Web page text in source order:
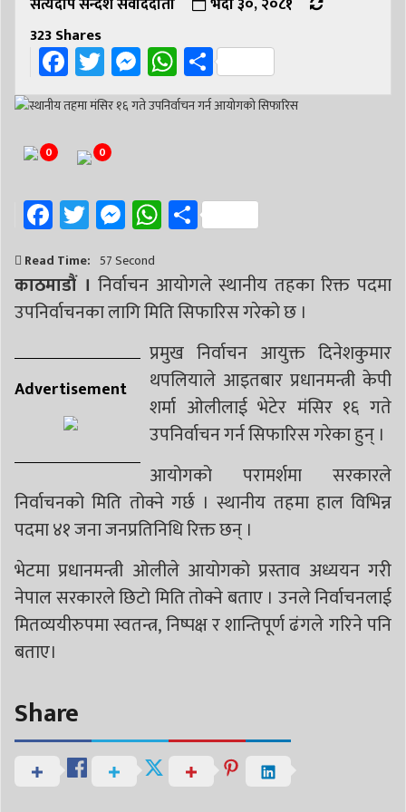
323Shares
Facebook
Twitter
Messenger
WhatsApp
Share
0 0
Facebook
Twitter
Messenger
WhatsApp
Share
Read Time: 57 Second
काठमाडौं । निर्वाचन आयोगले स्थानीय तहका रिक्त पदमा
उपनिर्वाचनका लागि मिति सिफारिस गरेको छ ।
Advertisement
प्रमुख निर्वाचन आयुक्त दिनेशकुमार
थपलियाले आइतबार प्रधानमन्त्री केपी
शर्मा ओलीलाई भेटेर मंसिर १६ गते
उपनिर्वाचन गर्न सिफारिस गरेका हुन् ।
आयोगको परामर्शमा सरकारले
निर्वाचनको मिति तोक्ने गर्छ । स्थानीय तहमा हाल विभिन्न
पदमा ४१ जना जनप्रतिनिधि रिक्त छन् ।
भेटमा प्रधानमन्त्री ओलीले आयोगको प्रस्ताव अध्ययन गरी
नेपाल सरकारले छिटो मिति तोक्ने बताए । उनले निर्वाचनलाई
मितव्ययीरुपमा स्वतन्त्र, निष्पक्ष र शान्तिपूर्ण ढंगले गरिने पनि
बताए।
Share